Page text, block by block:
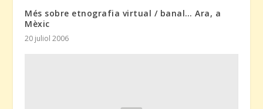
Més sobre etnografia virtual / banal… Ara, a
Mèxic
20 juliol 2006